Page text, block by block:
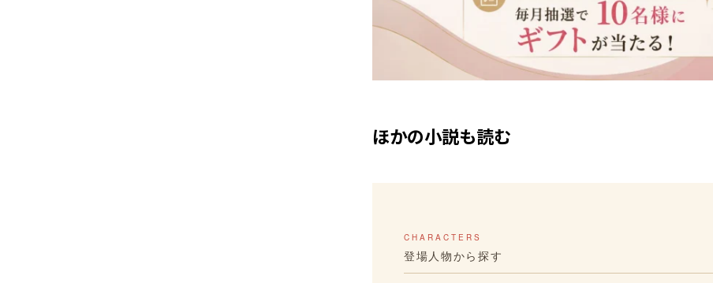
ほかの小説も読む
CHARACTERS
登場人物から探す